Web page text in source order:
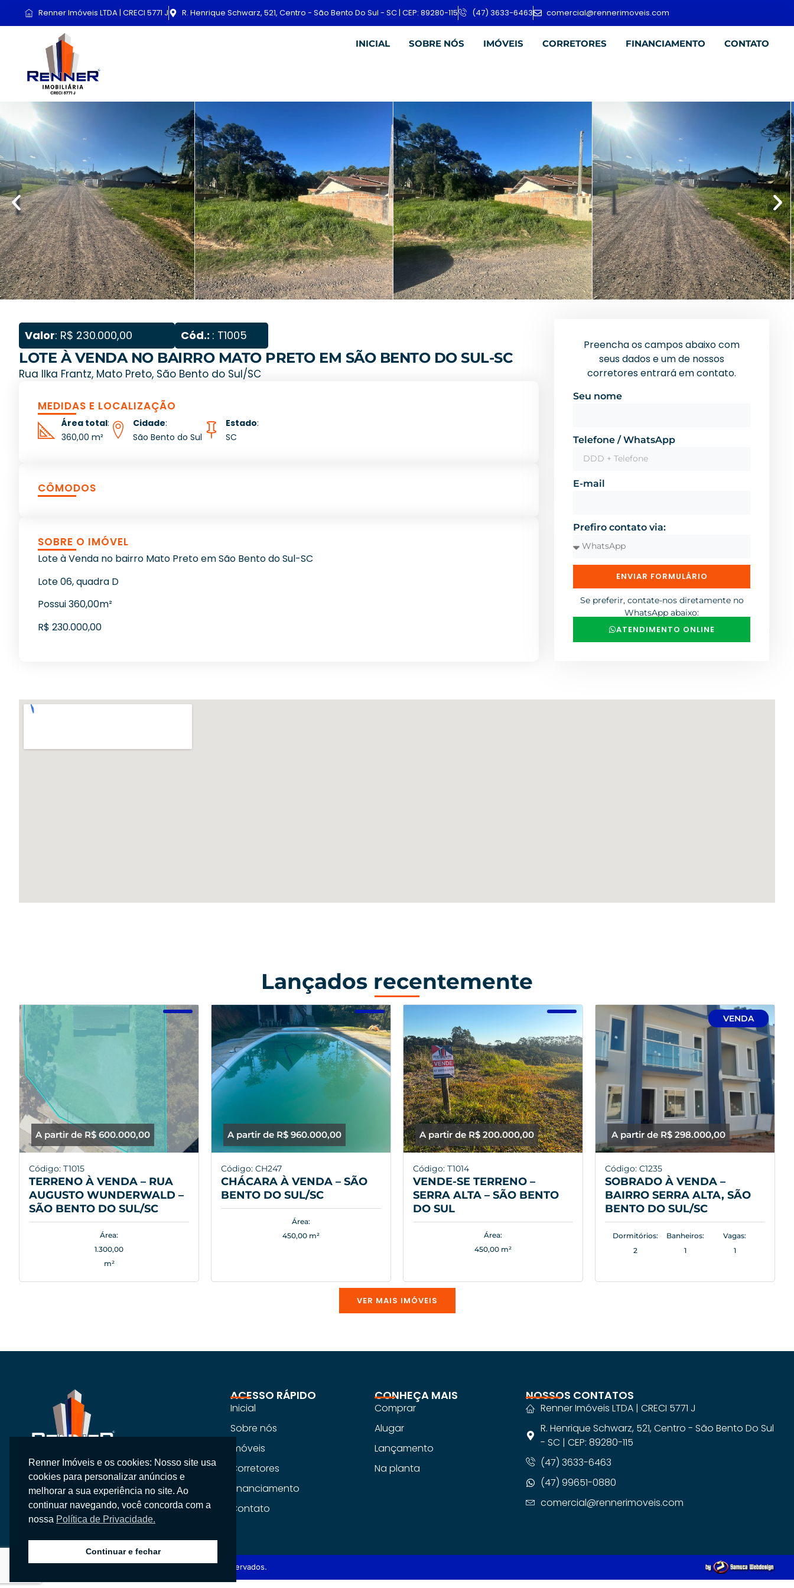
Renner Imóveis LTDA | CRECI 5771 J R. Henrique Schwarz, 521, Centro - São Bento Do Sul - SC | CEP: 89280-115 (47) 3633-6463 comercial@rennerimoveis.com
INICIAL SOBRE NÓS IMÓVEIS CORRETORES FINANCIAMENTO CONTATO
Valor: R$ 230.000,00 Cód.: : T1005
LOTE À VENDA NO BAIRRO MATO PRETO EM SÃO BENTO DO SUL-SC
Rua Ilka Frantz, Mato Preto, São Bento do Sul/SC
MEDIDAS E LOCALIZAÇÃO
Área total:
360,00 m²
Cidade:
São Bento do Sul
Estado:
SC
CÔMODOS
SOBRE O IMÓVEL
Lote à Venda no bairro Mato Preto em São Bento do Sul-SC
Lote 06, quadra D
Possui 360,00m²
R$ 230.000,00
Preencha os campos abaixo com
seus dados e um de nossos
corretores entrará em contato.
Seu nome
Telefone / WhatsApp
E-mail
Prefiro contato via:
ENVIAR FORMULÁRIO
Se preferir, contate-nos diretamente no
WhatsApp abaixo:
ATENDIMENTO ONLINE
Lançados recentemente
A partir de R$ 600.000,00
Código: T1015
TERRENO À VENDA – RUA
AUGUSTO WUNDERWALD –
SÃO BENTO DO SUL/SC
Área:
1.300,00
m²
A partir de R$ 960.000,00
Código: CH247
CHÁCARA À VENDA – SÃO
BENTO DO SUL/SC
Área:
450,00 m²
A partir de R$ 200.000,00
Código: T1014
VENDE-SE TERRENO –
SERRA ALTA – SÃO BENTO
DO SUL
Área:
450,00 m²
A partir de R$ 298.000,00
VENDA
Código: C1235
SOBRADO À VENDA –
BAIRRO SERRA ALTA, SÃO
BENTO DO SUL/SC
Dormitórios:
2
Banheiros:
1
Vagas:
1
VER MAIS IMÓVEIS
Na Renner Imobiliária, não vendemos
apenas imóveis, entregamos segurança,
confiança e um atendimento
personalizado.
ACESSO RÁPIDO
Inicial
Sobre nós
Imóveis
Corretores
Financiamento
Contato
CONHEÇA MAIS
Comprar
Alugar
Lançamento
Na planta
NOSSOS CONTATOS
Renner Imóveis LTDA | CRECI 5771 J
R. Henrique Schwarz, 521, Centro - São Bento Do Sul
- SC | CEP: 89280-115
(47) 3633-6463
(47) 99651-0880
comercial@rennerimoveis.com
Copyright © 2026 Renner Imobiliária, Todos os direitos reservados.
Renner Imóveis e os cookies: Nosso site usa
cookies para personalizar anúncios e
melhorar a sua experiência no site. Ao
continuar navegando, você concorda com a
nossa Política de Privacidade.
Continuar e fechar